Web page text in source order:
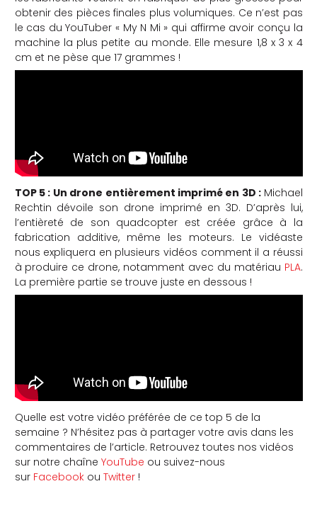
obtenir des pièces finales plus volumiques. Ce n’est pas
le cas du YouTuber « My N Mi » qui affirme avoir conçu la
machine la plus petite au monde. Elle mesure 1,8 x 3 x 4
cm et ne pèse que 17 grammes !
TOP 5 : Un drone entièrement imprimé en 3D : Michael
Rechtin dévoile son drone imprimé en 3D. D’après lui,
l’entièreté de son quadcopter est créée grâce à la
fabrication additive, même les moteurs. Le vidéaste
nous expliquera en plusieurs vidéos comment il a réussi
à produire ce drone, notamment avec du matériau PLA.
La première partie se trouve juste en dessous !
Quelle est votre vidéo préférée de ce top 5 de la
semaine ? N’hésitez pas à partager votre avis dans les
commentaires de l’article. Retrouvez toutes nos vidéos
sur notre chaîne YouTube ou suivez-nous
sur Facebookou Twitter!